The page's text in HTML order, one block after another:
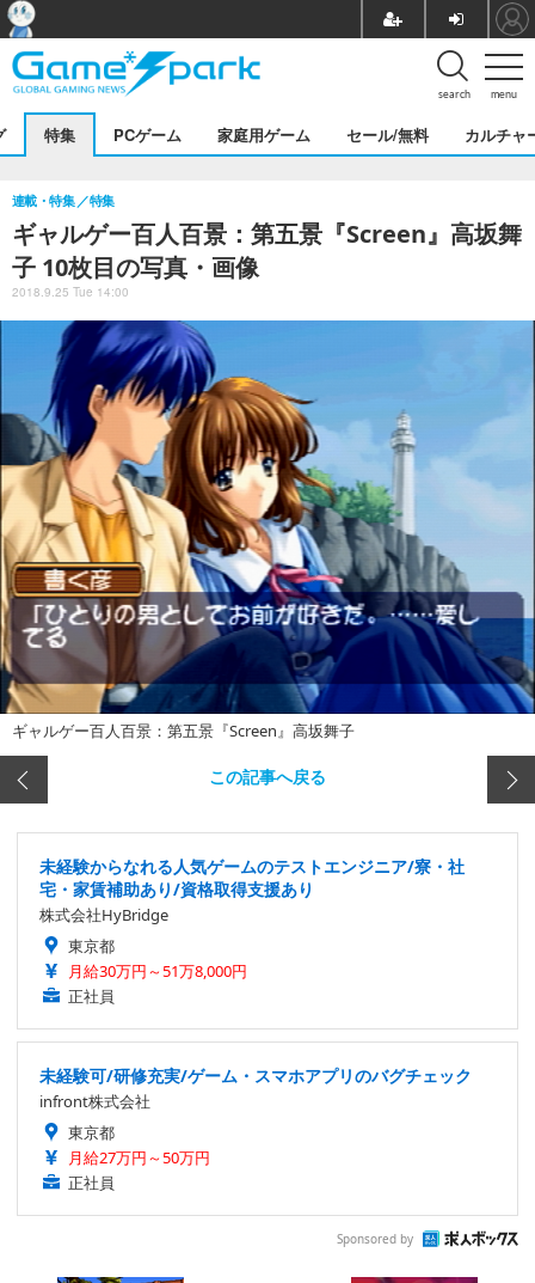
menu
search
特集 PCゲーム 家庭用ゲーム セール/無料 カルチャ
ギャルゲー百人百景：第五景『Screen』高坂舞
子 10枚目の写真・画像
連載・特集 特集
2018.9.25 Tue 14:00
ギャルゲー百人百景：第五景『Screen』高坂舞子
この記事へ戻る
未経験からなれる人気ゲームのテストエンジニア/寮・社
宅・家賃補助あり/資格取得支援あり
株式会社HyBridge
東京都
月給30万円～51万8,000円
正社員
未経験可/研修充実/ゲーム・スマホアプリのバグチェック
infront株式会社
東京都
月給27万円～50万円
正社員
Sponsored by